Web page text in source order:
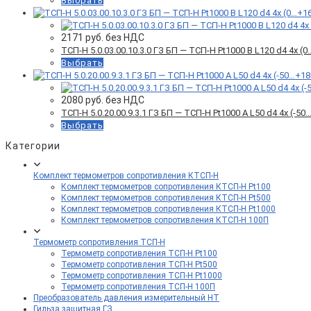
2171 руб. без НДС
ТСП-Н 5.0.03.00.10.3.0 ГЗ БП — ТСП-Н Pt1000 B L120 d4 4x
Выбрать
2080 руб. без НДС
ТСП-Н 5.0.20.00.9.3.1 ГЗ БП — ТСП-Н Pt1000 A L50 d4 4x (-
Выбрать
Категории
Комплект термометров сопротивления КТСП-Н
Комплект термометров сопротивления КТСП-Н Pt100
Комплект термометров сопротивления КТСП-Н Pt500
Комплект термометров сопротивления КТСП-Н Pt1000
Комплект термометров сопротивления КТСП-Н 100П
Термометр сопротивления ТСП-Н
Термометр сопротивления ТСП-Н Pt100
Термометр сопротивления ТСП-Н Pt500
Термометр сопротивления ТСП-Н Pt1000
Термометр сопротивления ТСП-Н 100П
Преобразователь давления измерительный НТ